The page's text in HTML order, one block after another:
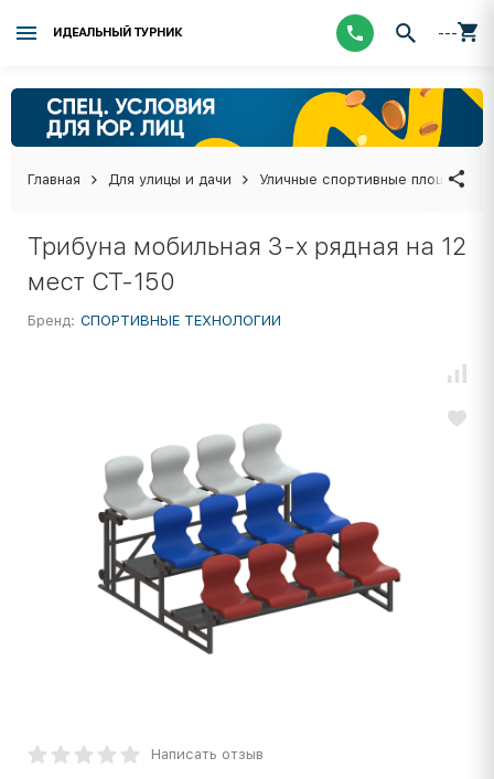
ИДЕАЛЬНЫЙ ТУРНИК ---
Главная Для улицы и дачи Уличные спортивные площадки
Трибуна мобильная 3-х рядная на 12
мест СТ-150
Бренд: СПОРТИВНЫЕ ТЕХНОЛОГИИ
Написать отзыв